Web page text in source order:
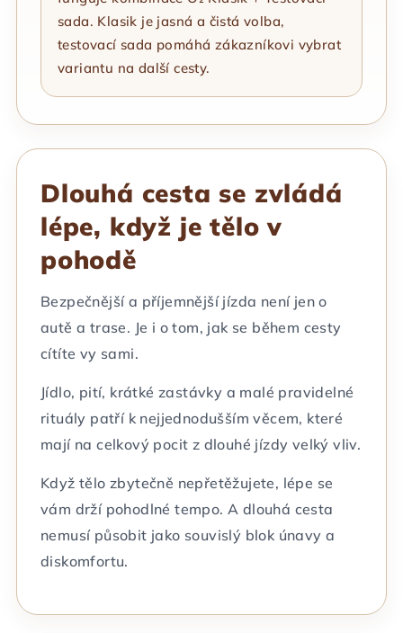
sada. Klasik je jasná a čistá volba,
testovací sada pomáhá zákazníkovi vybrat
variantu na další cesty.
Dlouhá cesta se zvládá
lépe, když je tělo v
pohodě
Bezpečnější a příjemnější jízda není jen o
autě a trase. Je i o tom, jak se během cesty
cítíte vy sami.
Jídlo, pití, krátké zastávky a malé pravidelné
rituály patří k nejjednodušším věcem, které
mají na celkový pocit z dlouhé jízdy velký vliv.
Když tělo zbytečně nepřetěžujete, lépe se
vám drží pohodlné tempo. A dlouhá cesta
nemusí působit jako souvislý blok únavy a
diskomfortu.